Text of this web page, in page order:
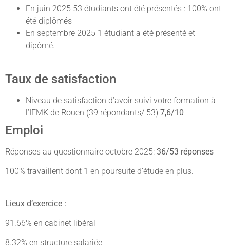
En juin 2025 53 étudiants ont été présentés : 100% ont
été diplômés
En septembre 2025 1 étudiant a été présenté et
dipômé.
Taux de satisfaction
Niveau de satisfaction d’avoir suivi votre formation à
l’IFMK de Rouen (39 répondants/ 53) 7,6/10
Emploi
Réponses au questionnaire octobre 2025: 36/53 réponses
100% travaillent dont 1 en poursuite d’étude en plus.
Lieux d’exercice :
91.66% en cabinet libéral
8.32% en structure salariée